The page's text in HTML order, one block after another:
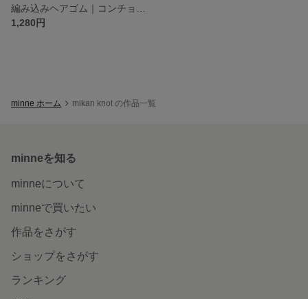
1,280円
minne ホーム mikan knot の作品一覧
minneを知る
minneについて
minneで買いたい
作品をさがす
ショップをさがす
ランキング